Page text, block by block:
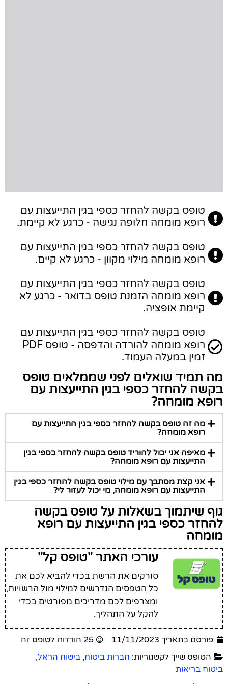
טופס בקשה להחזר כספי בגין התייעצות עם
רופא מומחה חלופה נגישה - כרגע לא קיימת.
טופס בקשה להחזר כספי בגין התייעצות עם
רופא מומחה מילוי מקוון - כרגע לא קיים.
טופס בקשה להחזר כספי בגין התייעצות עם
רופא מומחה הזמנת טופס בדואר - כרגע לא
קיימת אופציה.
טופס בקשה להחזר כספי בגין התייעצות עם
רופא מומחה להורדה והדפסה - טופס PDF
זמין במעלה העמוד.
מה תמיד שואלים לפני שממלאים טופס
בקשה להחזר כספי בגין התייעצות עם
רופא מומחה?
מה זה טופס בקשה להחזר כספי בגין התייעצות עם
רופא מומחה?
מאיפה אני יכול להוריד טופס בקשה להחזר כספי בגין
התייעצות עם רופא מומחה?
אני קצת מסתבך עם מילוי טופס בקשה להחזר כספי בגין
התייעצות עם רופא מומחה, מי יכול לעזור לי?
גוף שיתמוך בשאלות על טופס בקשה
להחזר כספי בגין התייעצות עם רופא
מומחה
עורכי האתר "טופס קל"
סורקים את הרשת בכדי להביא לכם את
כל הטפסים הנדרשים למילוי מול הרשויות,
ומצרפים לכם מדריכים מפורטים בכדי
להקל על התהליך.
פורסם בתאריך 11/11/2023
25 הורדות לטופס זה
הטופס שייך לקטגוריות: חברות ביטוח, ביטוח הראל,
ביטוח בריאות